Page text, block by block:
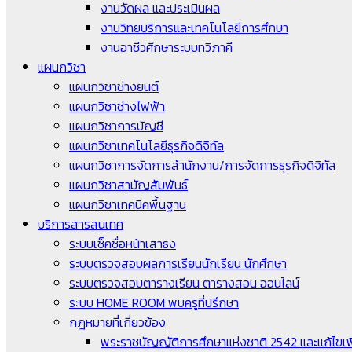
งานวัดผล และประเมินผล
งานวิทยบริการและเทคโนโลยีการศึกษา
งานอาชีวศึกษาระบบทวิภาคี
แผนกวิชา
แผนกวิชาช่างยนต์
แผนกวิชาช่างไฟฟ้า
แผนกวิชาการบัญชี
แผนกวิชาเทคโนโลยีธุรกิจดิจิทัล
แผนกวิชาการจัดการสำนักงาน/การจัดการธุรกิจดิจิทัล
แผนกวิชาสามัญสัมพันธ์
แผนกวิชาเทคนิคพื้นฐาน
บริการสารสนเทศ
ระบบเช็คชื่อหน้าเสาธง
ระบบตรวจสอบผลการเรียนนักเรียน นักศึกษา
ระบบตรวจสอบตารางเรียน ตารางสอน ออนไลน์
ระบบ HOME ROOM พบครูที่ปรึกษา
กฎหมายที่เกี่ยวข้อง
พระราชบัญญัติการศึกษาแห่งชาติ 2542 และแก้ไขเ